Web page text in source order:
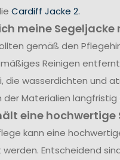
Cardiff Jacke 2.
meine Segeljacke
gemäß den
Reinigen
die wasserdichten und
der Materialien langfristig
eine hochwertige
kann eine
Entscheidend